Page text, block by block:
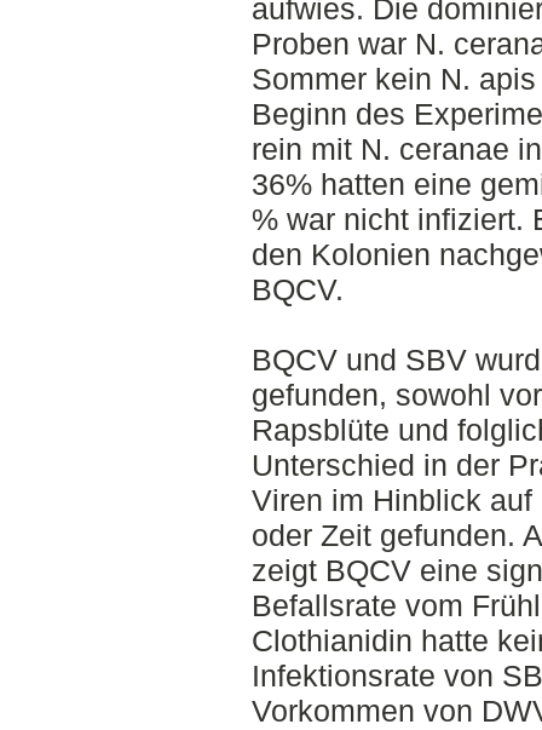
aufwies. Die
Proben war N.
Sommer kein N.
Beginn des
rein mit N. ceranae
36% hatten eine
% war nicht infiziert.
den Kolonien
BQCV.
BQCV und SBV
gefunden, sowohl
Rapsblüte und
Unterschied in der
Viren im Hinblick
oder Zeit gefunden.
zeigt BQCV eine
Befallsrate vom
Clothianidin hatte
Infektionsrate von
Vorkommen von